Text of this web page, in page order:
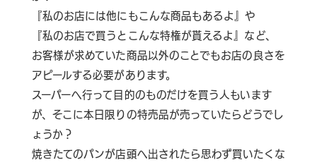
『私のお店には他にもこんな商品もあるよ』や
『私のお店で買うとこんな特権が貰えるよ』など、
お客様が求めていた商品以外のことでもお店の良さを
アピールする必要があります。
スーパーへ行って目的のものだけを買う人もいます
が、そこに本日限りの特売品が売っていたらどうでし
ょうか？
焼きたてのパンが店頭へ出されたら思わず買いたくな